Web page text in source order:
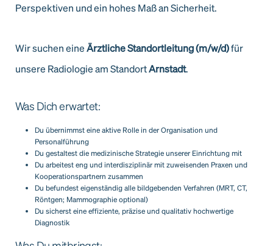
Perspektiven und ein hohes Maß an Sicherheit.
Wir suchen eineÄrztliche Standortleitung (m/w/d)für
unsere Radiologie am StandortArnstadt.
Was Dich erwartet:
Du übernimmst eine aktive Rolle in der Organisation und
Personalführung
Du gestaltest die medizinische Strategie unserer Einrichtung mit
Du arbeitest eng und interdisziplinär mit zuweisenden Praxen und
Kooperationspartnern zusammen
Du befundest eigenständig alle bildgebenden Verfahren (MRT, CT,
Röntgen; Mammographie optional)
Du sicherst eine effiziente, präzise und qualitativ hochwertige
Diagnostik